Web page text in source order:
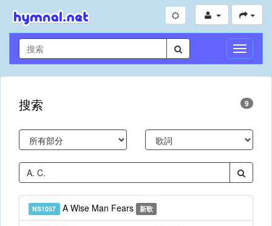
切
換
導
搜索 9
NS1057 A Wise Man Fears 新歌